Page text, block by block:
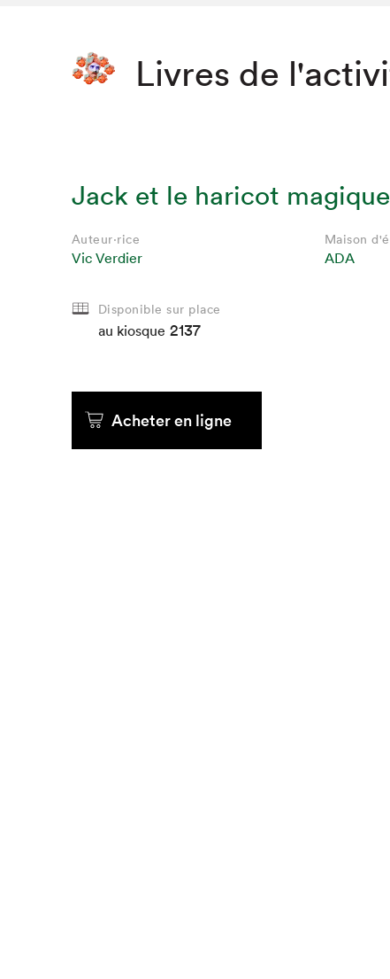
Livres de
Jack et le haricot magique
Auteur·rice
Vic Verdier
Maison
ADA
Disponible sur place
au kiosque 2137
Acheter en ligne